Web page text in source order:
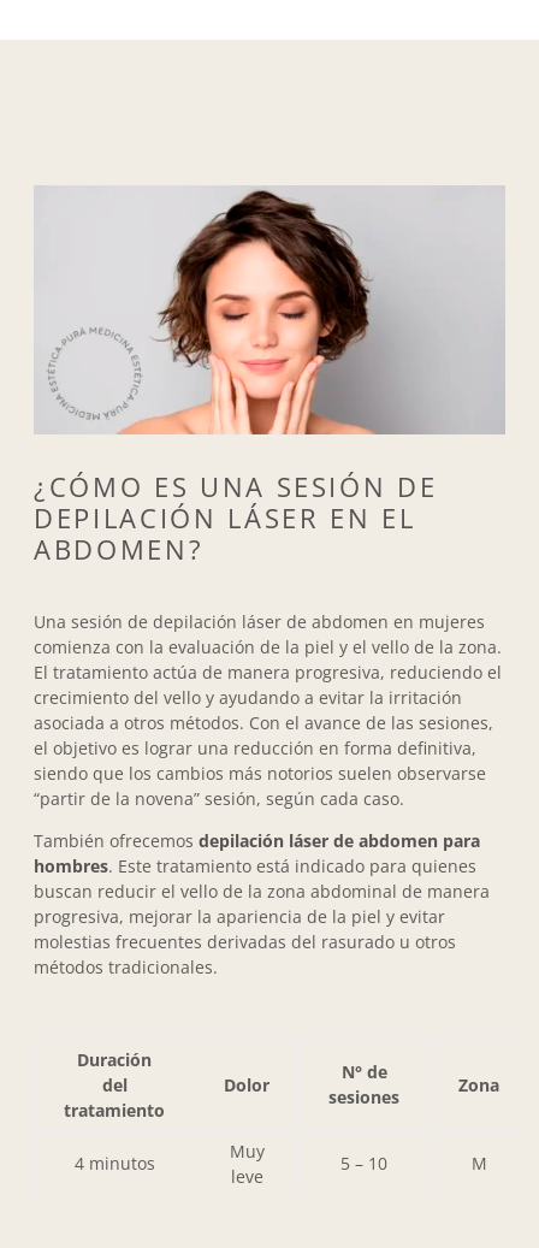
¿CÓMO ES UNA SESIÓN DE
DEPILACIÓN LÁSER EN EL
ABDOMEN?
Una sesión de depilación láser de abdomen en mujeres
comienza con la evaluación de la piel y el vello de la zona.
El tratamiento actúa de manera progresiva, reduciendo el
crecimiento del vello y ayudando a evitar la irritación
asociada a otros métodos. Con el avance de las sesiones,
el objetivo es lograr una reducción en forma definitiva,
siendo que los cambios más notorios suelen observarse
“partir de la novena” sesión, según cada caso.
También ofrecemosdepilación láser de abdomen para
hombres. Este tratamiento está indicado para quienes
buscan reducir el vello de la zona abdominal de manera
progresiva, mejorar la apariencia de la piel y evitar
molestias frecuentes derivadas del rasurado u otros
métodos tradicionales.
Duración
del
tratamiento
Dolor
N° de
sesiones
Zona
4 minutos
Muy
leve
5 – 10 M